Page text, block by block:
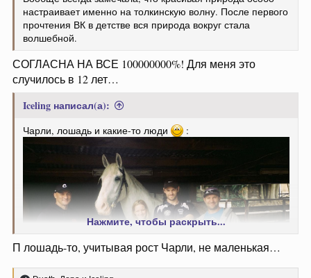
настраивает именно на толкинскую волну. После первого
прочтения ВК в детстве вся природа вокруг стала
волшебной.
СОГЛАСНА НА ВСЕ 100000000%! Для меня это
случилось в 12 лет…
Iceling написал(а):
Чарли, лошадь и какие-то люди :
Нажмите, чтобы раскрыть...
П лошадь-то, учитывая рост Чарли, не маленькая…